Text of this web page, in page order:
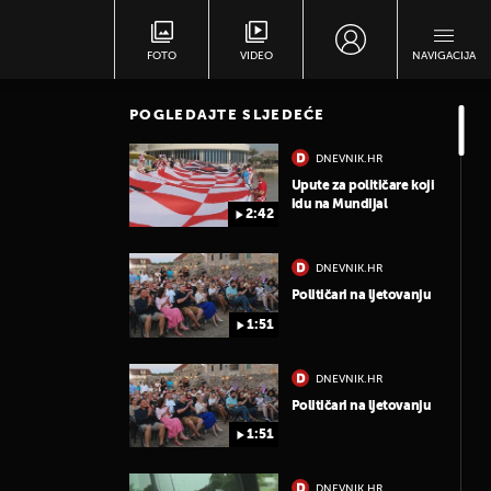
FOTO VIDEO NAVIGACIJA
POGLEDAJTE SLJEDEĆE
2:42
DNEVNIK.HR
Upute za političare koji
idu na Mundijal
1:51
DNEVNIK.HR
Političari na ljetovanju
1:51
DNEVNIK.HR
Političari na ljetovanju